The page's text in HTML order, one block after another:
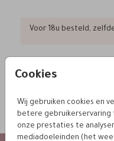
Cookies
Wij gebruiken cookies en
betere gebruikerservaring
onze prestaties te
mediadoeleinden (het
Voor 18u besteld,
Zand met gouden inlay
Prijs:€ 0,75 per 1